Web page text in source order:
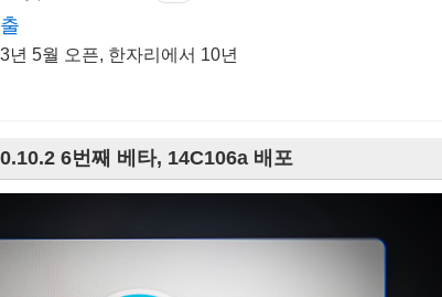
년 5월 오픈, 한자리에서 10년
6번째 베타, 14C106a 배포